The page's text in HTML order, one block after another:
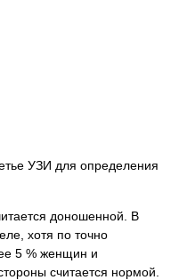
УЗИ для определения
доношенной. В
хотя по точно
5 % женщин и
считается нормой.